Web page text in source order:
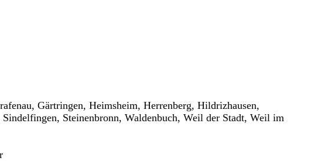
Gärtringen, Heimsheim, Herrenberg, Hildrizhausen,
Steinenbronn, Waldenbuch, Weil der Stadt, Weil im